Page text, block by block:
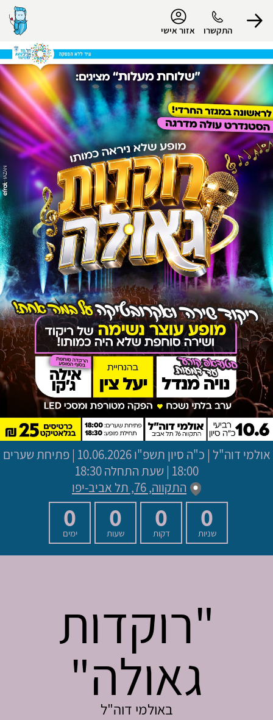
התקשרו אזור אישי
הפרופיל שלי
התנתק
אולמי דוה"ל | כ"ה סיון תשפ"ו
10.06.2026 | פתיחת שערים
18:00 | שעת התחלה 18:30
התקווה, 76, תל אביב-יפו
0
שניות
0
דקות
0
שעות
0
ימים
"רוקדות
גאולה"
באולמי דוה"ל